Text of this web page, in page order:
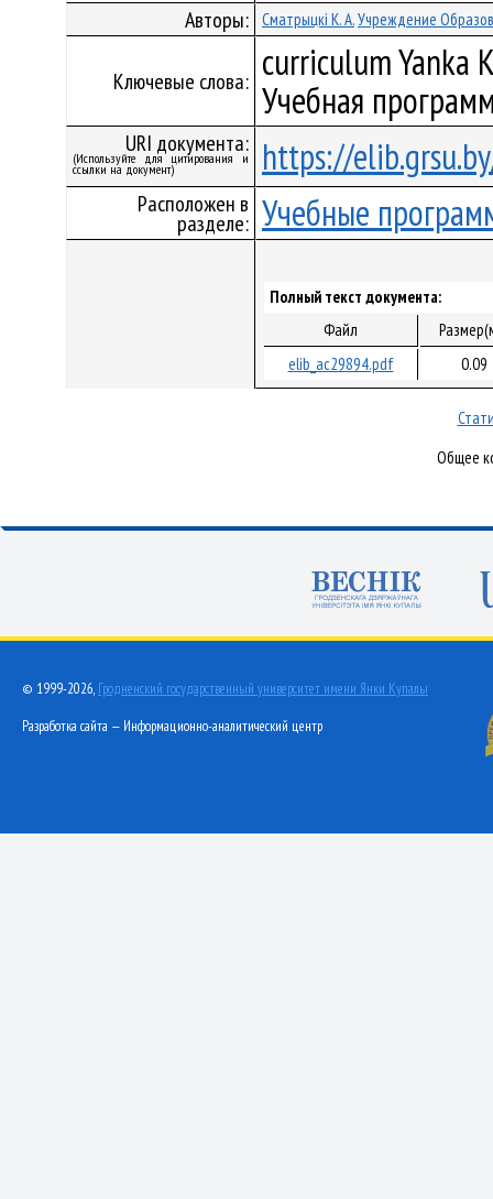
Авторы: Сматрыцкі К. А.Учреждение
Ключевые слова: curriculum Yanka
Учебная
URI документа:
(Используйте для цитирования и
ссылки на документ) https://
Расположен в
разделе: Учебные
Полный текст документа:
Файл
elib_ac29894.pdf
0.09
Общее
© 1999-2026, Гродненский государственный университет имени Янки Купалы
Разработка сайта — Информационно-аналитический центр